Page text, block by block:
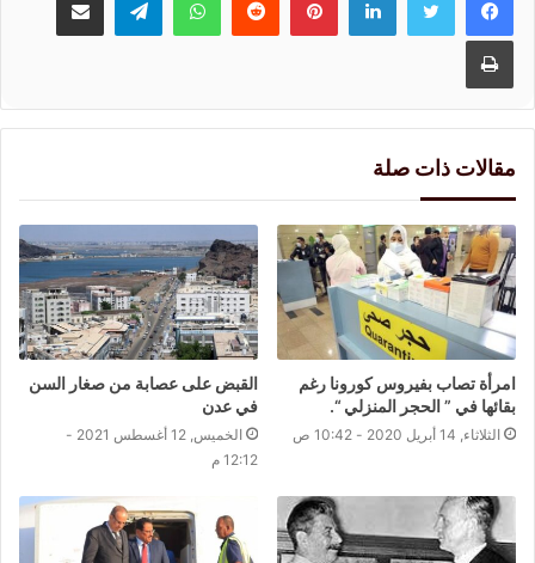
طباعة
مقالات ذات صلة
امرأة تصاب بفيروس كورونا رغم
بقائها في ” الحجر المنزلي “.
الثلاثاء, 14 أبريل 2020 - 10:42 ص
القبض على عصابة من صغار السن
في عدن
الخميس, 12 أغسطس 2021 -
12:12 م